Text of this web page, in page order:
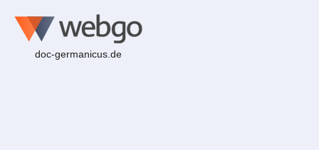
doc-germanicus.de